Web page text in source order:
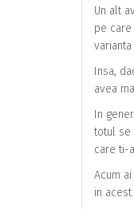
Un alt
pe
Insa,
avea
In
totul se
care ti-
Acum
in